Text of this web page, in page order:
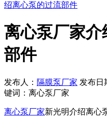
绍离心泵的过流部件
离心泵厂家
部件
发布人： 隔膜泵厂家 发布日
键词：离心泵厂家
离心泵厂家新光明介绍离心